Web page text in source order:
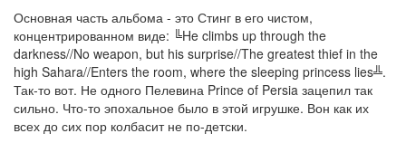
Основная часть альбома - это Стинг в его чистом,
концентрированном виде: ╚He climbs up through the
darkness//No weapon, but his surprise//The greatest thief in the
high Sahara//Enters the room, where the sleeping princess lies╩.
Так-то вот. Не одного Пелевина Prince of Persia зацепил так
сильно. Что-то эпохальное было в этой игрушке. Вон как их
всех до сих пор колбасит не по-детски.